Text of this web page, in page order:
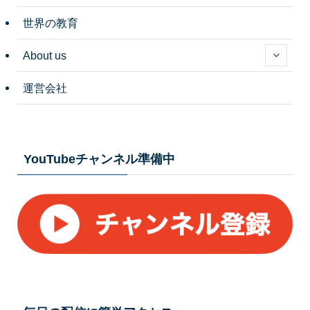
世界の教育
About us
運営会社
YouTubeチャンネル準備中